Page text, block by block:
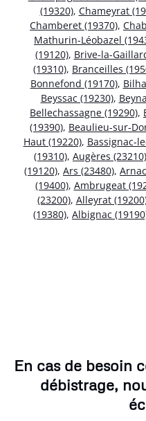
(19320), Chameyrat
Chamberet (19370),
Mathurin-Léobazel
(19120), Brive-la-
(19310), Branceilles
Bonnefond (19170),
Beyssac (19230),
Bellechassagne (19290),
(19390), Beaulieu-sur-
Haut (19220), Bassignac-
(19310), Augères (23210)
(19120), Ars (23480),
(19400), Ambrugeat
(23200), Alleyrat
(19380), Albignac
En cas de besoin
débistrage,